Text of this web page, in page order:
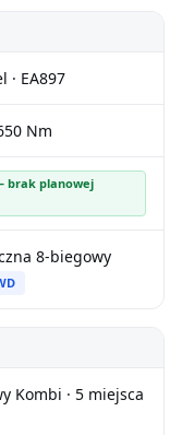
· EA897
Nm
brak planowej
8-biegowy
Kombi · 5 miejsca